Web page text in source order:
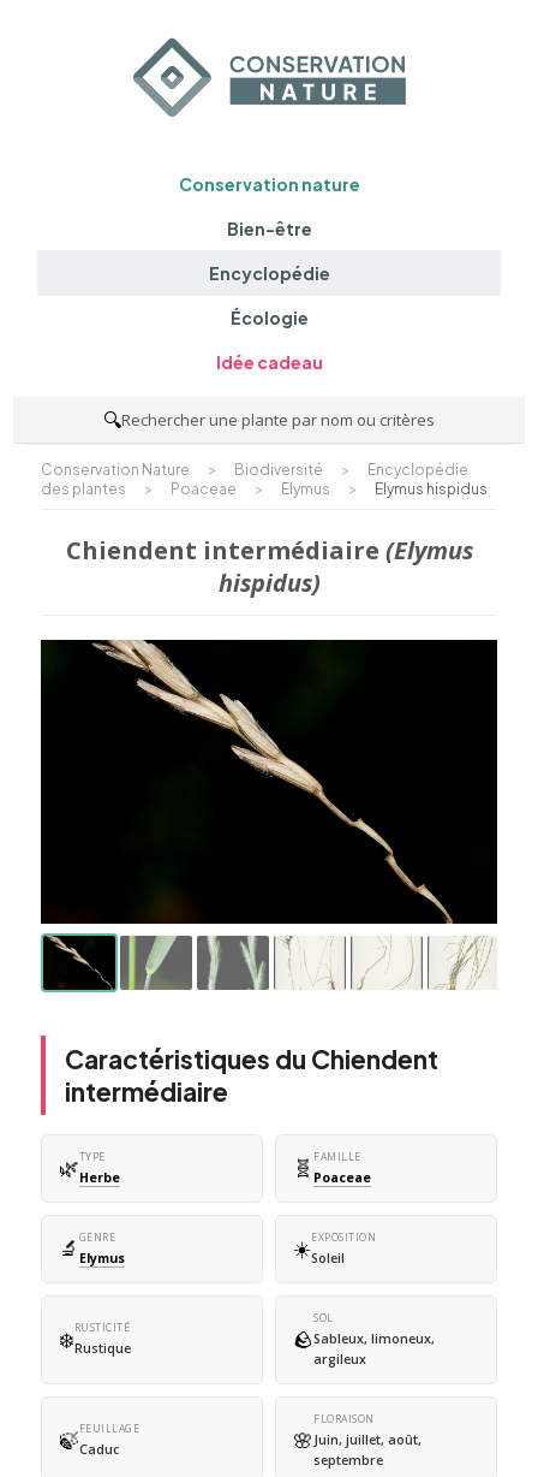
Conservation nature
Bien-être
Encyclopédie
Écologie
Idée cadeau
🔍Rechercher une plante par nom ou critères
Conservation Nature > Biodiversité >
Encyclopédie
des plantes
> Poaceae > Elymus > Elymus hispidus
Chiendent intermédiaire (Elymus
hispidus)
Caractéristiques du Chiendent
intermédiaire
🌿TYPE
Herbe 🧬 FAMILLE
Poaceae
🔬 GENRE
Elymus ☀️EXPOSITION
Soleil
❄️RUSTICITÉ
Rustique 🪨
SOL
Sableux, limoneux,
argileux
🍃FEUILLAGE
Caduc 🌸
FLORAISON
Juin, juillet, août,
septembre